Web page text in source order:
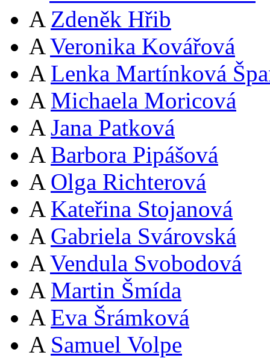
A Zdeněk Hřib
A Veronika Kovářová
A Lenka Martínková
A Michaela Moricová
A Jana Patková
A Barbora Pipášová
A Olga Richterová
A Kateřina Stojanová
A Gabriela Svárovská
A Vendula Svobodová
A Martin Šmída
A Eva Šrámková
A Samuel Volpe